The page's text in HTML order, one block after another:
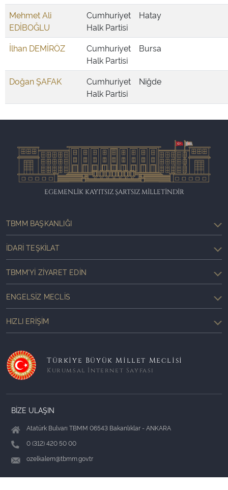
Mehmet Ali
EDİBOĞLU
Cumhuriyet
Halk Partisi
Hatay
İlhan DEMİRÖZ
Cumhuriyet
Halk Partisi
Bursa
Doğan ŞAFAK
Cumhuriyet
Halk Partisi
Niğde
EGEMENLİK KAYITSIZ ŞARTSIZ MİLLETİNDİR
TBMM BAŞKANLIĞI
İDARI TEŞKILAT
TBMM'YI ZIYARET EDIN
ENGELSIZ MECLIS
HIZLI ERIŞIM
Türkiye Büyük Millet Meclisi
Kurumsal İnternet Sayfası
BİZE ULAŞIN
Atatürk Bulvarı TBMM 06543 Bakanlıklar - ANKARA
0 (312) 420 50 00
ozelkalem@tbmm.gov.tr